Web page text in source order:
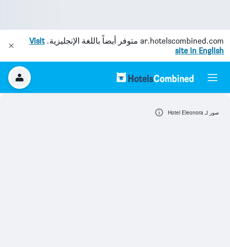
ar.hotelscombined.com متوفر أيضاً باللغة الإنجليزية.Visit
site in English
صور لـ Hotel Eleonora